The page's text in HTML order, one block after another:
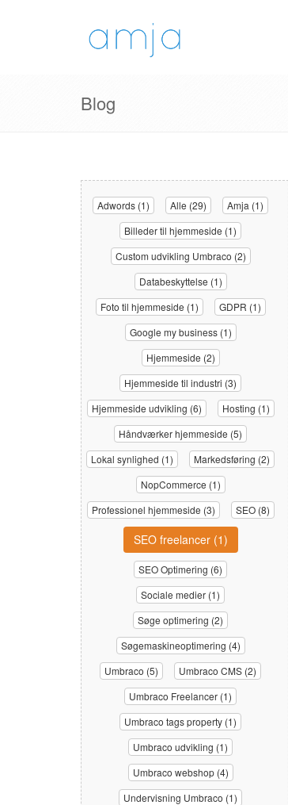
Blog
Adwords (1) Alle (29)
Amja (1)
Billeder til hjemmeside (1)
Custom udvikling Umbraco (2)
Databeskyttelse (1)
Foto til hjemmeside (1)
GDPR (1)
Google my business (1)
Hjemmeside (2)
Hjemmeside til industri (3)
Hjemmeside udvikling (6)
Hosting (1)
Håndværker hjemmeside (5)
Lokal synlighed (1)
Markedsføring (2)
NopCommerce (1)
Professionel hjemmeside (3)
SEO (8)
SEO freelancer (1)
SEO Optimering (6)
Sociale medier (1)
Søge optimering (2)
Søgemaskineoptimering (4)
Umbraco (5)
Umbraco CMS (2)
Umbraco Freelancer (1)
Umbraco tags property (1)
Umbraco udvikling (1)
Umbraco webshop (4)
Undervisning Umbraco (1)